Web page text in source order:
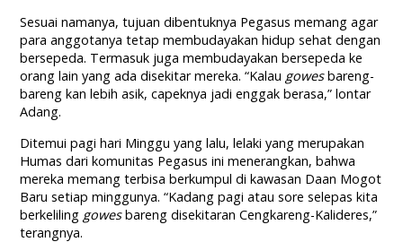
Sesuai namanya, tujuan dibentuknya Pegasus memang agar
para anggotanya tetap membudayakan hidup sehat dengan
bersepeda. Termasuk juga membudayakan bersepeda ke
orang lain yang ada disekitar mereka. “Kalau gowesbareng-
bareng kan lebih asik, capeknya jadi enggak berasa,” lontar
Adang.
Ditemui pagi hari Minggu yang lalu, lelaki yang merupakan
Humas dari komunitas Pegasus ini menerangkan, bahwa
mereka memang terbisa berkumpul di kawasan Daan Mogot
Baru setiap minggunya. “Kadang pagi atau sore selepas kita
berkeliling gowesbareng disekitaran Cengkareng-Kalideres,”
terangnya.